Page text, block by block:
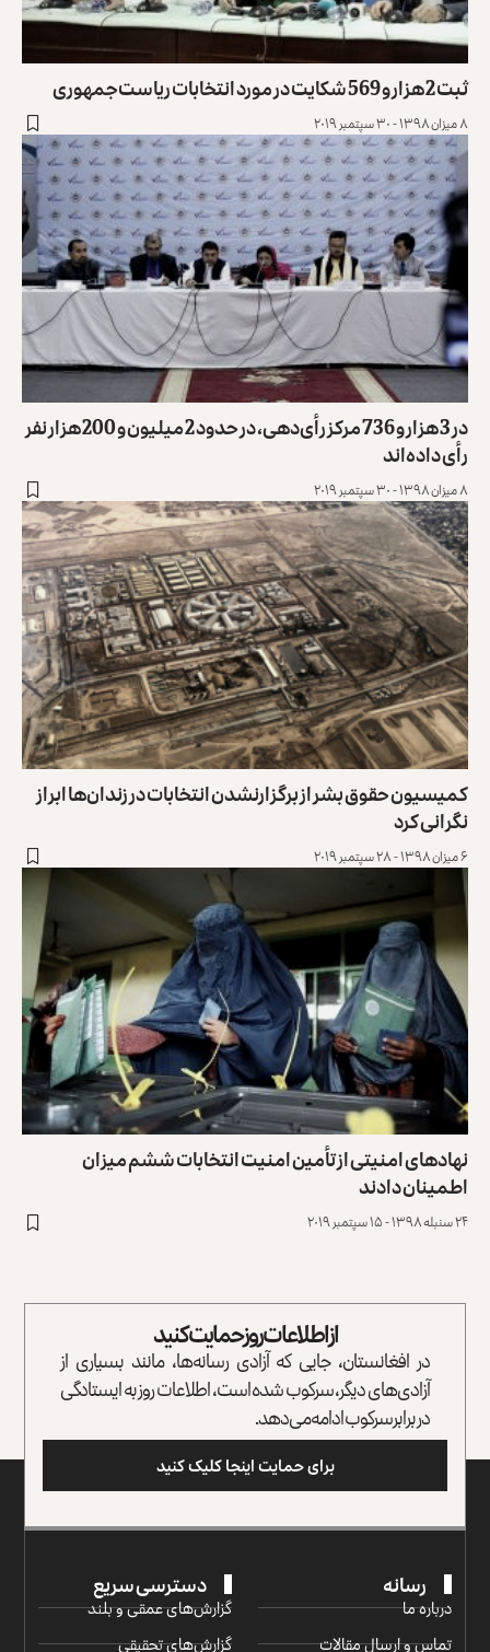
ثبت 2 هزار و 569 شکایت در مورد انتخابات ریاست‌جمهوری
۸ میزان ۱۳۹۸ - ۳۰ سپتمبر ۲۰۱۹
در 3 هزار و 736 مرکز رأی‌دهی، در حدود 2 میلیون و 200 هزار نفر
رأی داده‌اند
۸ میزان ۱۳۹۸ - ۳۰ سپتمبر ۲۰۱۹
کمیسیون حقوق بشر از برگزارنشدن انتخابات در زندان‌ها ابراز
نگرانی کرد
۶ میزان ۱۳۹۸ - ۲۸ سپتمبر ۲۰۱۹
نهادهای امنیتی از تأمین امنیت انتخابات ششم میزان
اطمینان دادند
۲۴ سنبله ۱۳۹۸ - ۱۵ سپتمبر ۲۰۱۹
از اطلاعات روز حمایت کنید
در افغانستان، جایی که آزادی رسانه‌ها، مانند بسیاری از
آزادی‌های دیگر، سرکوب شده است، اطلاعات روز به ایستادگی
در برابر سرکوب ادامه می‌دهد.
برای حمایت اینجا کلیک کنید
رسانه
درباره ما
تماس و ارسال مقالات
دسترسی سریع
گزارش‌‌های عمقی و بلند
گزارش‌های تحقیقی